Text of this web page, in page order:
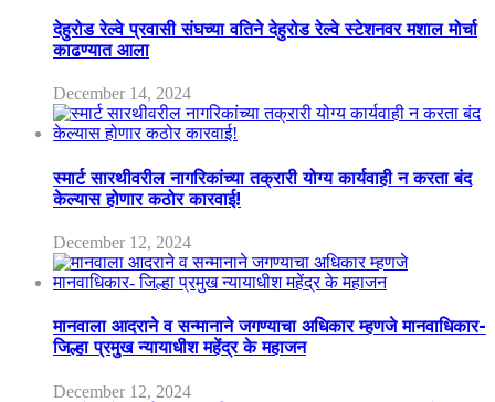
देहुरोड रेल्वे प्रवासी संघच्या वतिने देहुरोड रेल्वे स्टेशनवर मशाल मोर्चा
काढण्यात आला
December 14, 2024
स्मार्ट सारथीवरील नागरिकांच्या तक्रारी योग्य कार्यवाही न करता बंद
केल्यास होणार कठोर कारवाई!
December 12, 2024
मानवाला आदराने व सन्मानाने जगण्याचा अधिकार म्हणजे मानवाधिकार-
जिल्हा प्रमुख न्यायाधीश महेंद्र के महाजन
December 12, 2024